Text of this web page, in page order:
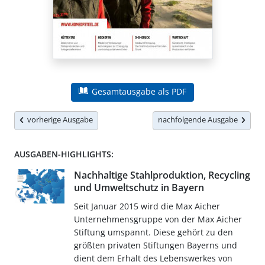
Gesamtausgabe als PDF
vorherige Ausgabe nachfolgende Ausgabe
AUSGABEN-HIGHLIGHTS:
Nachhaltige Stahlproduktion, Recycling
und Umweltschutz in Bayern
Seit Januar 2015 wird die Max Aicher
Unternehmensgruppe von der Max Aicher
Stiftung umspannt. Diese gehört zu den
größten privaten Stiftungen Bayerns und
dient dem Erhalt des Lebenswerkes von